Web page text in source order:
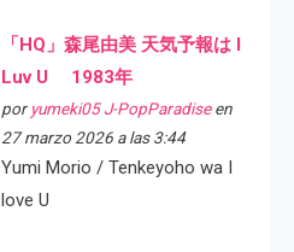
「HQ」森尾由美 天気予報は I
Luv U 1983年
por yumeki05 J-PopParadiseen
27 marzo 2026 a las 3:44
Yumi Morio / Tenkeyoho wa I
love U